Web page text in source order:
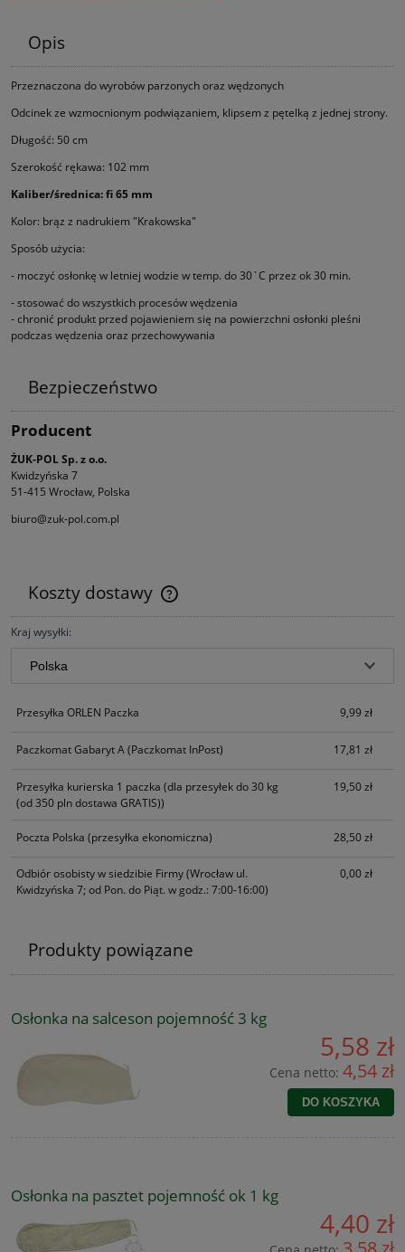
Opis
Przeznaczona do wyrobów parzonych oraz wędzonych
Odcinek ze wzmocnionym podwiązaniem, klipsem z pętelką z jednej strony.
Długość: 50 cm
Szerokość rękawa: 102 mm
Kaliber/średnica: fi 65 mm
Kolor: brąz z nadrukiem "Krakowska"
Sposób użycia:
- moczyć osłonkę w letniej wodzie w temp. do 30`C przez ok 30 min.
- stosować do wszystkich procesów wędzenia
- chronić produkt przed pojawieniem się na powierzchni osłonki pleśni
podczas wędzenia oraz przechowywania
Bezpieczeństwo
Producent
ŻUK-POL Sp. z o.o.
Kwidzyńska 7
51-415 Wrocław, Polska
biuro@zuk-pol.com.pl
Koszty dostawy
Cena nie zawiera ewentualnych kosztów płatności
Kraj wysyłki:
Przesyłka ORLEN Paczka 9,99 zł
Paczkomat Gabaryt A(Paczkomat InPost) 17,81 zł
Przesyłka kurierska 1 paczka (dla przesyłek do 30 kg
(od 350 pln dostawa GRATIS))
19,50 zł
Poczta Polska (przesyłka ekonomiczna) 28,50 zł
Odbiór osobisty w siedzibie Firmy(Wrocław ul.
Kwidzyńska 7; od Pon. do Piąt. w godz.: 7:00-16:00)
0,00 zł
Produkty powiązane
Osłonka na salceson pojemność 3 kg
5,58 zł
Cena netto: 4,54 zł
DO KOSZYKA
Osłonka na pasztet pojemność ok 1 kg
4,40 zł